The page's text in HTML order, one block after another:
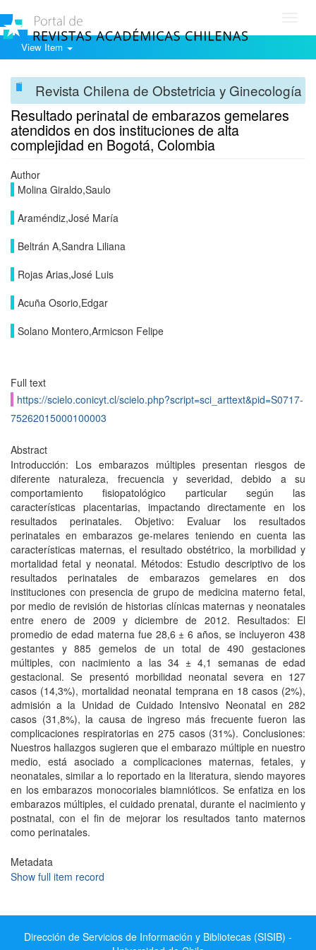
View Item
Revista Chilena de Obstetricia y Ginecología
Resultado perinatal de embarazos gemelares
atendidos en dos instituciones de alta
complejidad en Bogotá, Colombia
Author
Molina Giraldo,Saulo
Araméndiz,José María
Beltrán A,Sandra Liliana
Rojas Arias,José Luis
Acuña Osorio,Edgar
Solano Montero,Armicson Felipe
Full text
https://scielo.conicyt.cl/scielo.php?script=sci_arttext&pid=S0717-
75262015000100003
Abstract
Introducción: Los embarazos múltiples presentan riesgos de
diferente naturaleza, frecuencia y severidad, debido a su
comportamiento fisiopatológico particular según las
características placentarias, impactando directamente en los
resultados perinatales. Objetivo: Evaluar los resultados
perinatales en embarazos ge-melares teniendo en cuenta las
características maternas, el resultado obstétrico, la morbilidad y
mortalidad fetal y neonatal. Métodos: Estudio descriptivo de los
resultados perinatales de embarazos gemelares en dos
instituciones con presencia de grupo de medicina materno fetal,
por medio de revisión de historias clínicas maternas y neonatales
entre enero de 2009 y diciembre de 2012. Resultados: El
promedio de edad materna fue 28,6 ± 6 años, se incluyeron 438
gestantes y 885 gemelos de un total de 490 gestaciones
múltiples, con nacimiento a las 34 ± 4,1 semanas de edad
gestacional. Se presentó morbilidad neonatal severa en 127
casos (14,3%), mortalidad neonatal temprana en 18 casos (2%),
admisión a la Unidad de Cuidado Intensivo Neonatal en 282
casos (31,8%), la causa de ingreso más frecuente fueron las
complicaciones respiratorias en 275 casos (31%). Conclusiones:
Nuestros hallazgos sugieren que el embarazo múltiple en nuestro
medio, está asociado a complicaciones maternas, fetales, y
neonatales, similar a lo reportado en la literatura, siendo mayores
en los embarazos monocoriales biamnióticos. Se enfatiza en los
embarazos múltiples, el cuidado prenatal, durante el nacimiento y
postnatal, con el fin de mejorar los resultados tanto maternos
como perinatales.
Metadata
Show full item record
Dirección de Servicios de Información y Bibliotecas (SISIB) -